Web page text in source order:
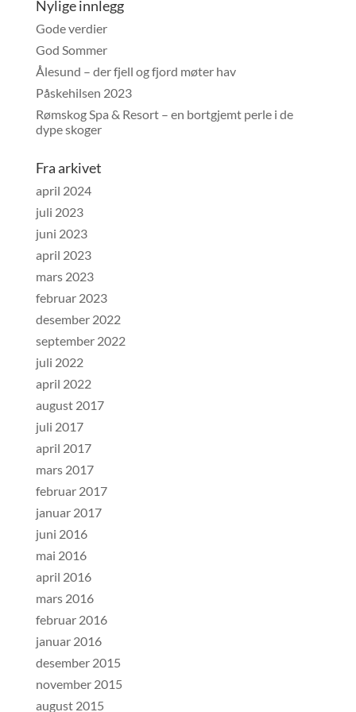
Nylige innlegg
Gode verdier
God Sommer
Ålesund – der fjell og fjord møter hav
Påskehilsen 2023
Rømskog Spa & Resort – en bortgjemt perle i de
dype skoger
Fra arkivet
april 2024
juli 2023
juni 2023
april 2023
mars 2023
februar 2023
desember 2022
september 2022
juli 2022
april 2022
august 2017
juli 2017
april 2017
mars 2017
februar 2017
januar 2017
juni 2016
mai 2016
april 2016
mars 2016
februar 2016
januar 2016
desember 2015
november 2015
august 2015